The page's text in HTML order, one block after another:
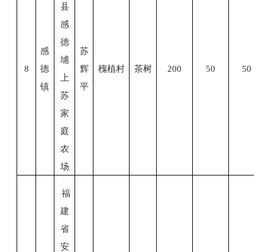
8
感
德
镇
县
感
德
埔
上
苏
家
庭
农
场
苏
辉
平
槐植村 茶树 200 50 50
福
建
省
安